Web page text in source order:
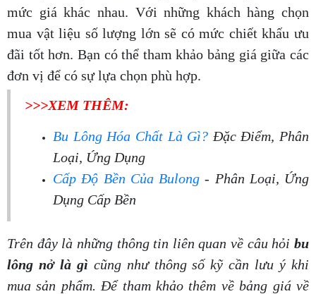
mức giá khác nhau. Với những khách hàng chọn
mua vật liệu số lượng lớn sẽ có mức chiết khấu ưu
đãi tốt hơn. Bạn có thể tham khảo bảng giá giữa các
đơn vị để có sự lựa chọn phù hợp.
>>>XEM THÊM:
Bu Lông Hóa Chất Là Gì? Đặc Điểm, Phân
Loại, Ứng Dụng
Cấp Độ Bền Của Bulong - Phân Loại, Ứng
Dụng Cấp Bền
Trên đây là những thông tin liên quan về câu hỏi bu
lông nở là gì cũng như thông số kỹ cần lưu ý khi
mua sản phẩm. Để tham khảo thêm về bảng giá về